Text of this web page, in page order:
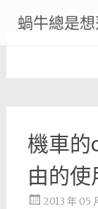
content
蝸牛總是
機車的
由的使
2013 年 05